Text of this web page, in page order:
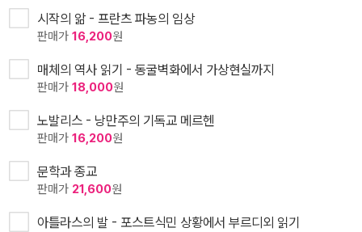
시작의 앎 - 프란츠 파농의 임상
판매가 16,200원
매체의 역사 읽기 - 동굴벽화에서 가상현실까지
판매가 18,000원
노발리스 - 낭만주의 기독교 메르헨
판매가 16,200원
문학과 종교
판매가 21,600원
아틀라스의 발 - 포스트식민 상황에서 부르디외 읽기